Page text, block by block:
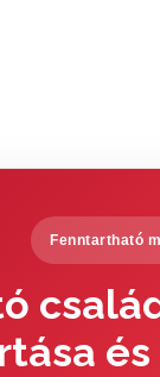
Fenntartható